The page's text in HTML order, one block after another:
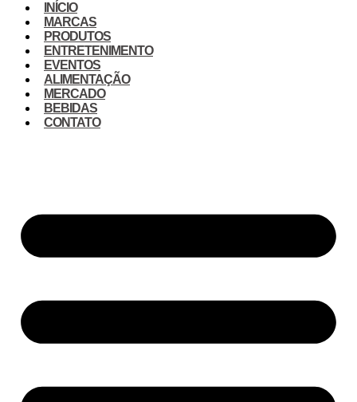
INÍCIO
MARCAS
PRODUTOS
ENTRETENIMENTO
EVENTOS
ALIMENTAÇÃO
MERCADO
BEBIDAS
CONTATO